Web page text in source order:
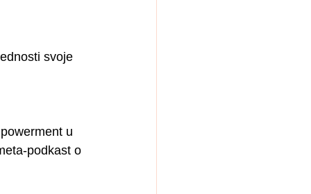
svoje
u
podkast o